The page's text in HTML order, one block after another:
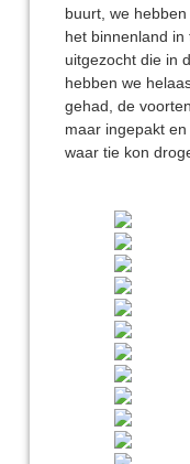
buurt, we
het binnenland
uitgezocht die in
hebben we
gehad, de
maar ingepakt
waar tie kon